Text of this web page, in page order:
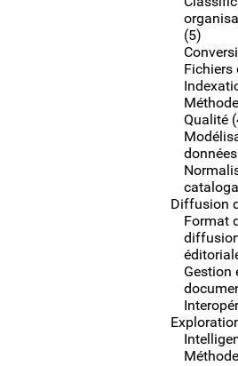
(5)
Fichiers
Qualité
Diffusion
Format
Gestion